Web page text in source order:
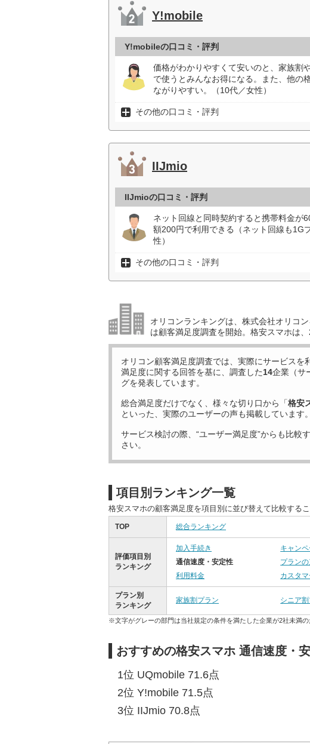
Y!mobile
Y!mobileの口コミ・評判
価格がわかりやすくて安いのと、家族割
で使うとみんなお得になる。また、他の
ながりやすい。（10代／女性）
その他の口コミ・評判
IIJmio
IIJmioの口コミ・評判
ネット回線と同時契約すると携帯料金が
額200円で利用できる（ネット回線も1G
性）
その他の口コミ・評判
オリコンランキングは、株式会社オリコ
は顧客満足度調査を開始。格安スマホは
オリコン顧客満足度調査では、実際にサービスを
満足度に関する回答を基に、調査した14企業（サ
グを発表しています。
総合満足度だけでなく、様々な切り口から「格安
といった、実際のユーザーの声も掲載しています。
サービス検討の際、“ユーザー満足度”からも比較
さい。
項目別ランキング一覧
格安スマホの顧客満足度を項目別に並び替えて比較するこ
TOP 総合ランキング
評価項目別
ランキング
加入手続き キャン
通信速度・安定性
プランの
利用料金
カスタ
プラン別
ランキング
家族割プラン シニア
※文字がグレーの部門は当社規定の条件を満たした企業が2社未満の
おすすめの格安スマホ 通信速度・
1位 UQmobile 71.6点
2位 Y!mobile 71.5点
3位 IIJmio 70.8点